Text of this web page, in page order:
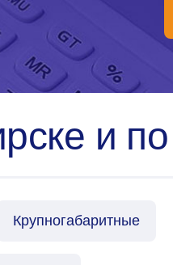
и
Крупногабаритные